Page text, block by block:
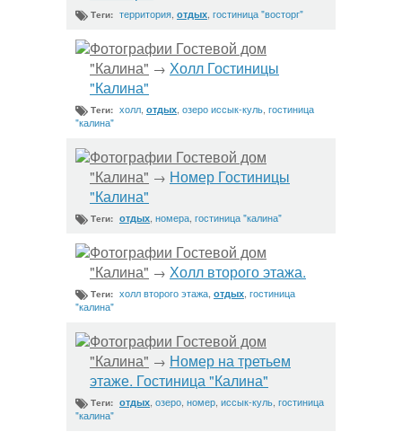
Теги: территория отдых гостиница "восторг"
Фотографии Гостевой дом
"Калина" → Холл Гостиницы
"Калина"
Теги: холл отдых озеро иссык-куль гостиница
"калина"
Фотографии Гостевой дом
"Калина" → Номер Гостиницы
"Калина"
Теги: отдых номера гостиница "калина"
Фотографии Гостевой дом
"Калина" → Холл второго этажа.
Теги: холл второго этажа отдых гостиница
"калина"
Фотографии Гостевой дом
"Калина" → Номер на третьем
этаже. Гостиница "Калина"
Теги: отдых озеро номер иссык-куль гостиница
"калина"